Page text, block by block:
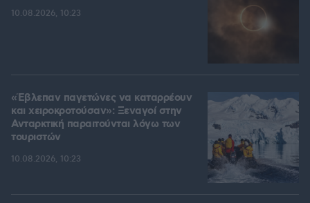
10.08.2026, 10:23
«Έβλεπαν παγετώνες να καταρρέουν
και χειροκροτούσαν»: Ξεναγοί στην
Ανταρκτική παραιτούνται λόγω των
τουριστών
10.08.2026, 10:23